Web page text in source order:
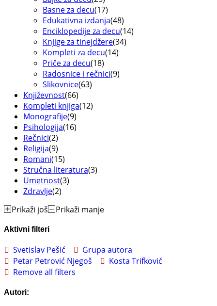
Basne za decu(17)
Edukativna izdanja(48)
Enciklopedije za decu(14)
Knjige za tinejdžere(34)
Kompleti za decu(14)
Priče za decu(18)
Radosnice i rečnici(9)
Slikovnice(63)
Književnost(66)
Kompleti knjiga(12)
Monografije(9)
Psihologija(16)
Rečnici(2)
Religija(9)
Romani(15)
Stručna literatura(3)
Umetnost(3)
Zdravlje(2)
Prikaži još
Prikaži manje
Aktivni filteri
Svetislav Pešić
Grupa autora
Petar Petrović Njegoš
Kosta Trifković
Remove all filters
Autori: